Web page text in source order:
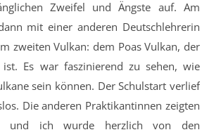
Zweifel und Ängste auf. Am
mit einer anderen Deutschlehrerin
zweiten Vulkan: dem Poas Vulkan, der
Es war faszinierend zu sehen, wie
sein können. Der Schulstart verlief
Die anderen Praktikantinnen zeigten
und ich wurde herzlich von den